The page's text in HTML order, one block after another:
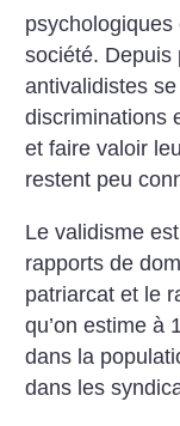
société. Depuis
antivalidistes
discriminations
et faire valoir
restent peu
Le validisme
rapports de
patriarcat et le
qu’on estime à
dans la
dans les